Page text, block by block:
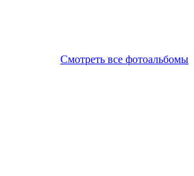
Смотреть все фотоальбомы